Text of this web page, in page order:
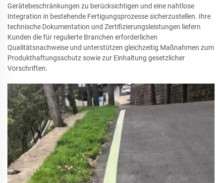
Gerätebeschränkungen zu berücksichtigen und eine nahtlose
Integration in bestehende Fertigungsprozesse sicherzustellen. Ihre
technische Dokumentation und Zertifizierungsleistungen liefern
Kunden die für regulierte Branchen erforderlichen
Qualitätsnachweise und unterstützen gleichzeitig Maßnahmen zum
Produkthaftungsschutz sowie zur Einhaltung gesetzlicher
Vorschriften.